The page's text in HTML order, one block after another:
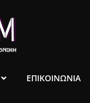
ΕΠΙΚΟΙΝΩΝΙΑ